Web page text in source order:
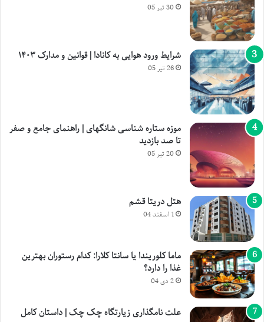
30 تیر 05
شرایط ورود هوایی به کانادا | قوانین و مدارک ۱۴۰۳
26 تیر 05
موزه ستاره شناسی شانگهای | راهنمای جامع و صفر
تا صد بازدید
20 تیر 05
هتل دریتا قشم
1 اسفند 04
ماما کلوریندا یا سانتا کلارا: کدام رستوران بهترین
غذا را دارد؟
2 دی 04
علت نامگذاری زیارتگاه چک چک | داستان کامل